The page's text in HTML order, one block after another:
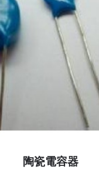
陶瓷電容器